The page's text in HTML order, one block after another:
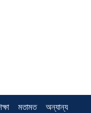
মতামত অন্যান্য